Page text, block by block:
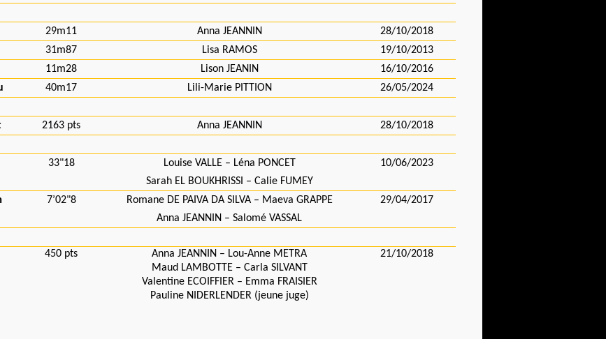
29m11 Anna JEANNIN
28/10/2018
31m87 Lisa RAMOS
19/10/2013
11m28 Lison JEANIN
16/10/2016
40m17 Lili-Marie PITTION 26/05/2024
2163 pts Anna JEANNIN 28/10/2018
33"18 Louise VALLE – Léna PONCET
10/06/2023
Sarah EL BOUKHRISSI – Calie FUMEY
7’02"8 Romane DE PAIVA DA SILVA – Maeva GRAPPE
29/04/2017
Anna JEANNIN – Salomé VASSAL
450 pts
Anna JEANNIN – Lou-Anne METRA
Maud LAMBOTTE – Carla SILVANT
Valentine ECOIFFIER – Emma FRAISIER
Pauline NIDERLENDER (jeune juge)
21/10/2018